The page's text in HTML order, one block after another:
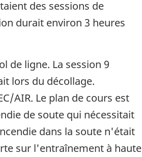
des sessions de
durait environ 3 heures
de ligne. La session 9
lors du décollage.
AIR. Le plan de cours est
de soute qui nécessitait
dans la soute n'était
sur l'entraînement à haute